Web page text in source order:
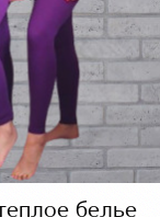
белье